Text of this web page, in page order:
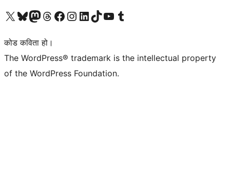
हाम्रो X (पहिले ट्विटर) खातामा जानुहोस्
हाम्रो Bluesky खाता भ्रमण गर्नुहोस्
हाम्रो म्यास्टोडन खाता भ्रमण गर्नुहोस्
हाम्रो थ्रेड्स खातामा जानुहोस्
हाम्रो फेसबुक पेजमा जानुहोस्
हाम्रो इन्स्टाग्राम खातामा जानुहोस्
हाम्रो लिङ्क्डइन खातामा जानुहोस्
हाम्रो TikTok खाता भ्रमण गर्नुहोस्
हाम्रो युट्युब च्यानलमा जानुहोस्
हाम्रो टम्बलर खाता भ्रमण गर्नुहोस्
कोड कविता हो।
The WordPress® trademark is the intellectual property
of the WordPress Foundation.